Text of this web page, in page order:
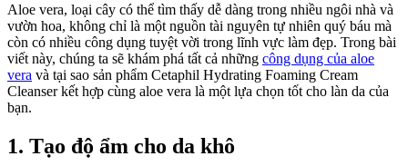
tần
tật
về
công
dụng
của
trong
làm
Aloe vera, loại cây có thể tìm thấy dễ dàng trong nhiều ngôi nhà và
vườn hoa, không chỉ là một nguồn tài nguyên tự nhiên quý báu mà
còn có nhiều công dụng tuyệt vời trong lĩnh vực làm đẹp. Trong bài
viết này, chúng ta sẽ khám phá tất cả những công dụng của aloe
vera và tại sao sản phẩm Cetaphil Hydrating Foaming Cream
Cleanser kết hợp cùng aloe vera là một lựa chọn tốt cho làn da của
bạn.
1. Tạo độ ẩm cho da khô